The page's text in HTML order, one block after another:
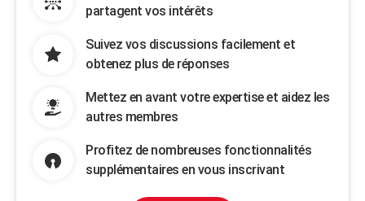
partagent vos intérêts
Suivez vos discussions facilement et
obtenez plus de réponses
Mettez en avant votre expertise et aidez les
autres membres
Profitez de nombreuses fonctionnalités
supplémentaires en vous inscrivant